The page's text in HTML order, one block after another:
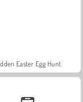
Easter Egg Hunt